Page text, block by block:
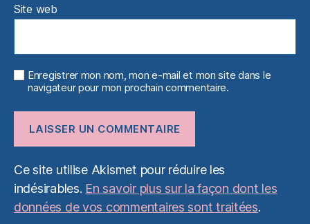
Site web
Enregistrer mon nom, mon e-mail et mon site dans le
navigateur pour mon prochain commentaire.
Ce site utilise Akismet pour réduire les
indésirables. En savoir plus sur la façon dont les
données de vos commentaires sont traitées.